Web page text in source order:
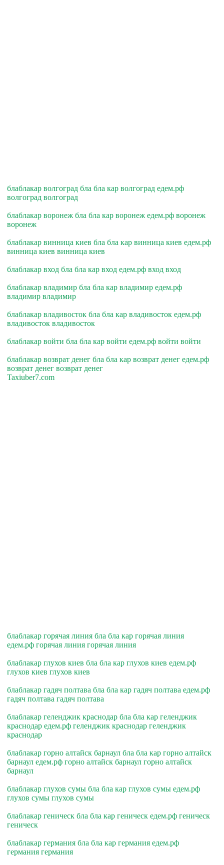
блаблакар волгоград бла бла кар волгоград едем.рф
волгоград волгоград
блаблакар воронеж бла бла кар воронеж едем.рф воронеж
воронеж
блаблакар винница киев бла бла кар винница киев едем.рф
винница киев винница киев
блаблакар вход бла бла кар вход едем.рф вход вход
блаблакар владимир бла бла кар владимир едем.рф
владимир владимир
блаблакар владивосток бла бла кар владивосток едем.рф
владивосток владивосток
блаблакар войти бла бла кар войти едем.рф войти войти
блаблакар возврат денег бла бла кар возврат денег едем.рф
возврат денег возврат денег
Taxiuber7.com
блаблакар горячая линия бла бла кар горячая линия
едем.рф горячая линия горячая линия
блаблакар глухов киев бла бла кар глухов киев едем.рф
глухов киев глухов киев
блаблакар гадяч полтава бла бла кар гадяч полтава едем.рф
гадяч полтава гадяч полтава
блаблакар геленджик краснодар бла бла кар геленджик
краснодар едем.рф геленджик краснодар геленджик
краснодар
блаблакар горно алтайск барнаул бла бла кар горно алтайск
барнаул едем.рф горно алтайск барнаул горно алтайск
барнаул
блаблакар глухов сумы бла бла кар глухов сумы едем.рф
глухов сумы глухов сумы
блаблакар геническ бла бла кар геническ едем.рф геническ
геническ
блаблакар германия бла бла кар германия едем.рф
германия германия